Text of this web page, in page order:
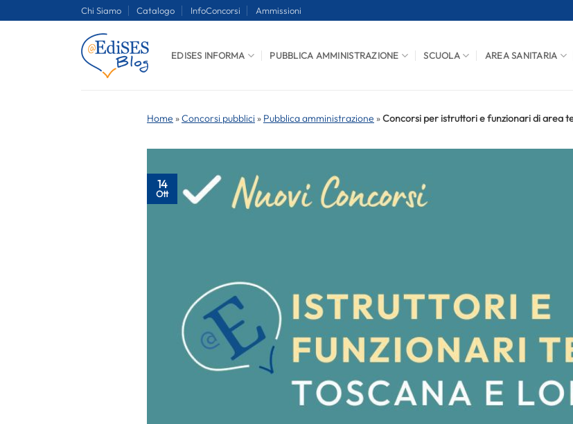
Chi Siamo Catalogo InfoConcorsi Ammissioni
EDISES INFORMA PUBBLICA AMMINISTRAZIONE SCUOLA AREA SANITARIA
Home »Concorsi pubblici » Pubblica amministrazione »Concorsi per istruttori e funzionari di area
14
Ott